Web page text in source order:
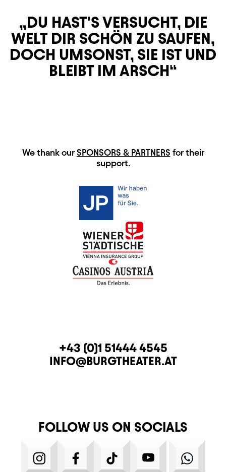
DU HAST'S VERSUCHT, DIE
WELT DIR SCHÖN ZU SAUFEN,
DOCH UMSONST, SIE IST UND
BLEIBT IM ARSCH
HAUPTSPONSOREN
We thank ourSPONSORS & PARTNERS for their
support.
CONTACTTELEPHONE
+43 (0)1 51444 4545
E-MAIL
INFO@BURGTHEATER.AT
FOLLOW US ON SOCIALS
INSTAGRAMFACEBOOKTIKTOK YOUTUBE